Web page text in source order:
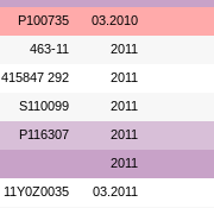
P100735 03.2010
463-11 2011
415847 292 2011
S110099 2011
P116307 2011
2011
11Y0Z0035 03.2011